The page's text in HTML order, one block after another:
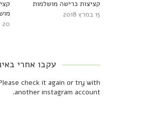
20 במרץ 2018
קציצות כרישה מושלמות
15 במרץ 2018
עקבו אחרי
check it again or try with
another instagram account.